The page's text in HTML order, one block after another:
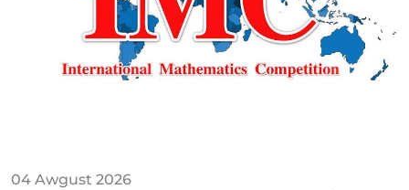
04 Awgust 2026